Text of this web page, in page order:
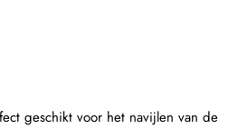
geschikt voor het navijlen van de